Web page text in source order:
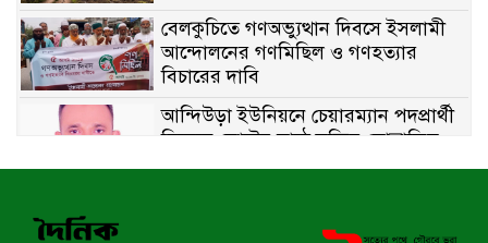
বেলকুচিতে গণঅভ্যুত্থান দিবসে ইসলামী
আন্দোলনের গণমিছিল ও গণহত্যার
বিচারের দাবি
আন্দিউড়া ইউনিয়নে চেয়ারম্যান পদপ্রার্থী
হিসেবে ভোটের মাঠে সক্রিয় মোত্তাকিম
চৌধুরী